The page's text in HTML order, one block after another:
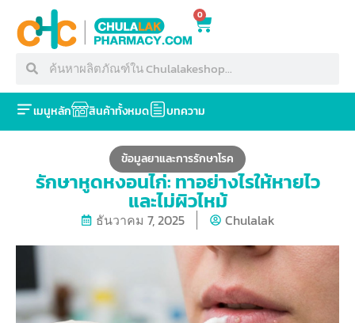
0
เมนูหลัก สินค้าทั้งหมด บทความ
ข้อมูลยาและการรักษาโรค
รักษาหูดหงอนไก่: ทาอย่างไรให้หายไว
และไม่ผิวไหม้
ธันวาคม 7, 2025 Chulalak